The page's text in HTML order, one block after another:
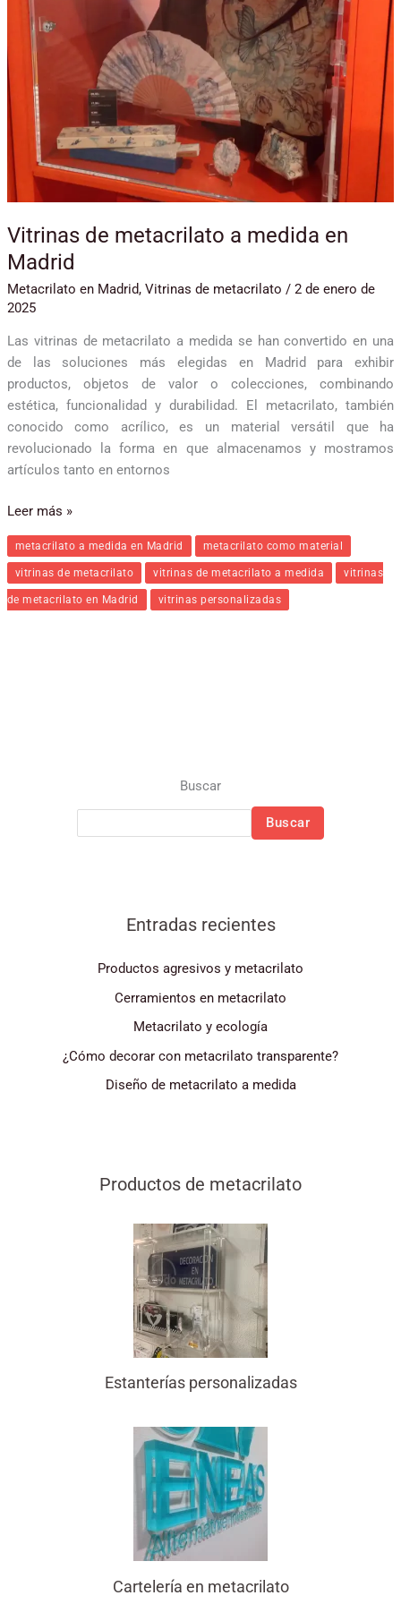
Vitrinas de metacrilato a medida en
Madrid
Metacrilato en Madrid, Vitrinas de metacrilato / 2 de enero de
2025
Las vitrinas de metacrilato a medida se han convertido en una
de las soluciones más elegidas en Madrid para exhibir
productos, objetos de valor o colecciones, combinando
estética, funcionalidad y durabilidad. El metacrilato, también
conocido como acrílico, es un material versátil que ha
revolucionado la forma en que almacenamos y mostramos
artículos tanto en entornos
Leer más »
metacrilato a medida en Madrid metacrilato como material
vitrinas de metacrilato vitrinas de metacrilato a medida vitrinas
de metacrilato en Madrid vitrinas personalizadas
Buscar
Buscar
Entradas recientes
Productos agresivos y metacrilato
Cerramientos en metacrilato
Metacrilato y ecología
¿Cómo decorar con metacrilato transparente?
Diseño de metacrilato a medida
Productos de metacrilato
Estanterías personalizadas
Cartelería en metacrilato